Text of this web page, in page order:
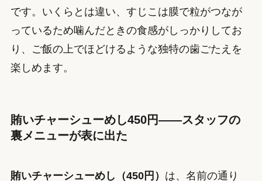
です。いくらとは違い、すじこは膜で粒がつなが
っているため噛んだときの食感がしっかりしてお
り、ご飯の上でほどけるような独特の歯ごたえを
楽しめます。
賄いチャーシューめし450円——スタッフの
裏メニューが表に出た
賄いチャーシューめし（450円） は、名前の通り